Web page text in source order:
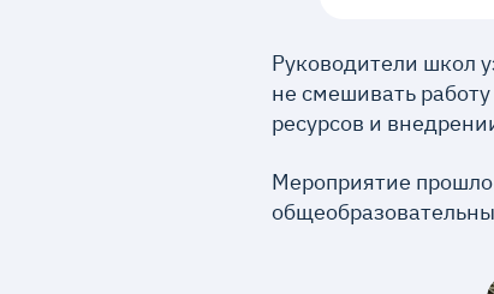
Руководители школ
не смешивать
ресурсов и
Мероприятие прошло